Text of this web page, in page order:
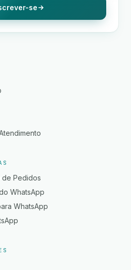
se
de Pedidos
WhatsApp
WhatsApp